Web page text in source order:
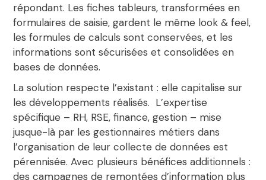
répondant. Les fiches tableurs, transformées en
formulaires de saisie, gardent le même look & feel,
les formules de calculs sont conservées, et les
informations sont sécurisées et consolidées en
bases de données.
La solution respecte l’existant : elle capitalise sur
les développements réalisés. L’expertise
spécifique – RH, RSE, finance, gestion – mise
jusque-là par les gestionnaires métiers dans
l’organisation de leur collecte de données est
pérennisée. Avec plusieurs bénéfices additionnels :
des campagnes de remontées d’information plus